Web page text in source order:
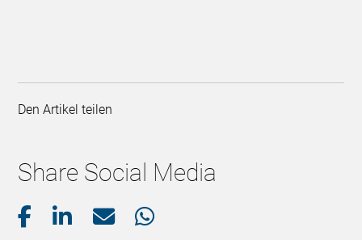
Den Artikel teilen
Share Social Media